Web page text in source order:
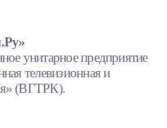
унитарное предприятие
телевизионная и
(ВГТРК).